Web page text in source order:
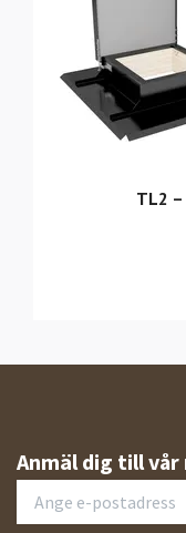
TL2
Anmäl dig till